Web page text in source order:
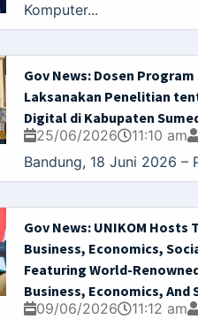
Komputer...
Gov News: Dosen
Laksanakan Penelitian
Digital di Kabupaten
25/06/2026
11:10 am
Bandung, 18 Juni 2026 –
Gov News: UNIKOM
Business, Economics,
Featuring World-
Business, Economics,
09/06/2026
11:12 am